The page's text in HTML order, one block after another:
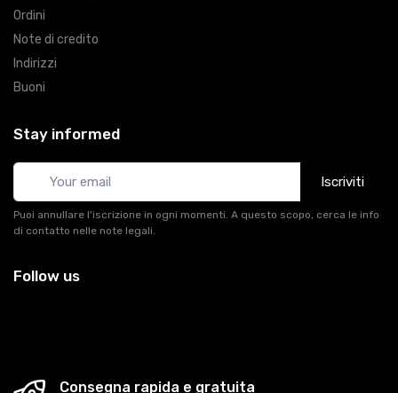
Ordini
Note di credito
Indirizzi
Buoni
Stay informed
Iscriviti
Puoi annullare l'iscrizione in ogni momenti. A questo scopo, cerca le info
di contatto nelle note legali.
Follow us
Consegna rapida e gratuita